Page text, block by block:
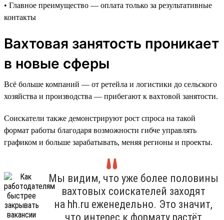
• Главное преимущество — оплата только за результативные
контакты
Вахтовая занятость проникает
в новые сферы
Всё больше компаний — от ретейла и логистики до сельского
хозяйства и производства — прибегают к вахтовой занятости.
Соискатели также демонстрируют рост спроса на такой
формат работы благодаря возможности гибче управлять
графиком и больше зарабатывать, меняя регионы и проекты.
Мы видим, что уже более половины
вахтовых соискателей заходят
на hh.ru еженедельно. Это значит,
что интерес к формату растёт